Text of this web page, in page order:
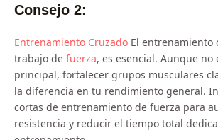
Consejo 2:
Entrenamiento Cruzado El entrenamiento
trabajo de fuerza, es esencial. Aunque no
principal, fortalecer grupos musculares
la diferencia en tu rendimiento general.
cortas de entrenamiento de fuerza para
resistencia y reducir el tiempo total